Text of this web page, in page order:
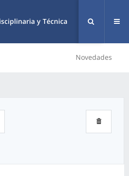
y Técnica
Novedades